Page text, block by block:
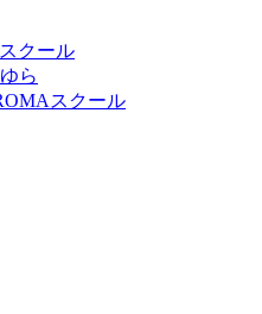
クール
ら
スクール